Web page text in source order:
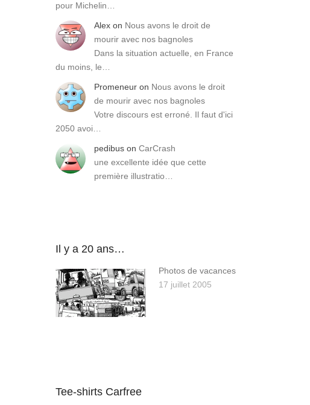
pour Michelin…
Alex on Nous avons le droit de
mourir avec nos bagnoles
Dans la situation actuelle, en France
du moins, le…
Promeneur on Nous avons le droit
de mourir avec nos bagnoles
Votre discours est erroné. Il faut d'ici
2050 avoi…
pedibus on CarCrash
une excellente idée que cette
première illustratio…
Il y a 20 ans…
Photos de vacances
17 juillet 2005
Tee-shirts Carfree